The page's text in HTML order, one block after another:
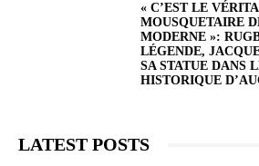
« C’EST LE
MOUSQUETAIRE
MODERNE »:
LÉGENDE,
SA STATUE DANS
HISTORIQUE
LATEST POSTS